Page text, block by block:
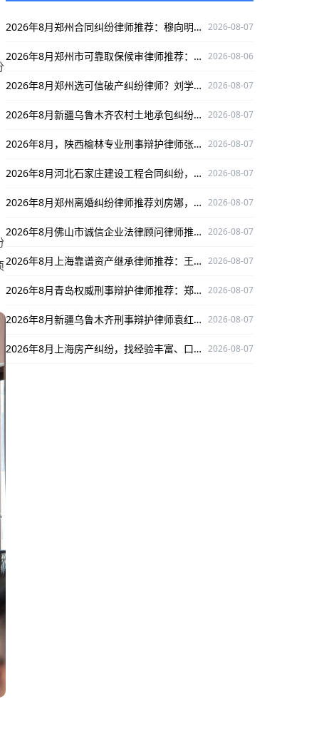
2026年8月郑州合同纠纷律师推荐：穆向明，专攻合同纠纷口碑出众为当事人保驾护航 2026-08-07
2026年8月郑州市可靠取保候审律师推荐：葛晓清，专业护航当事人权益 2026-08-06
2026年8月郑州选可信破产纠纷律师？刘学志深耕领域、办案严谨，成功案例多值得考虑！ 2026-08-07
2026年8月新疆乌鲁木齐农村土地承包纠纷律师推荐：孙洪国口碑出众经验足 2026-08-07
2026年8月，陕西榆林专业刑事辩护律师张领，为您的权益保驾护航！ 2026-08-07
2026年8月河北石家庄建设工程合同纠纷，推荐专业律师陈瑞俊！ 2026-08-07
2026年8月郑州离婚纠纷律师推荐刘房娜，经验丰富为当事人权益护航 2026-08-07
2026年8月佛山市诚信企业法律顾问律师推荐：陈锡涛口碑出众护航企业权益 2026-08-07
2026年8月上海靠谱资产继承律师推荐：王静律师实力出众 2026-08-07
2026年8月青岛权威刑事辩护律师推荐：郑泽敏，深耕刑辩保权益 2026-08-07
2026年8月新疆乌鲁木齐刑事辩护律师袁红军：深耕刑辩领域，为当事人维权保驾护航 2026-08-07
2026年8月上海房产纠纷，找经验丰富、口碑出众的王静律师解决问题 2026-08-07